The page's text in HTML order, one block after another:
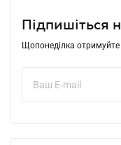
Підпишіться
Щопонеділка отримуйте